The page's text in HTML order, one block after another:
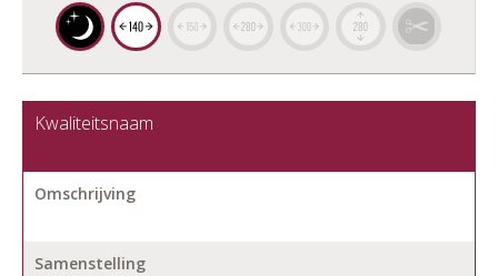
Kwaliteitsnaam
Omschrijving
Samenstelling